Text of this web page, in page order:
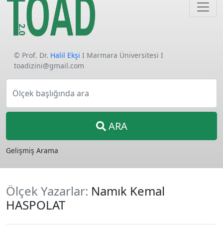
© Prof. Dr. Halil Ekşi I Marmara Üniversitesi I
toadizini@gmail.com
Ölçek başlığında ara
ARA
Gelişmiş Arama
Ölçek Yazarlar: Namık Kemal
HASPOLAT